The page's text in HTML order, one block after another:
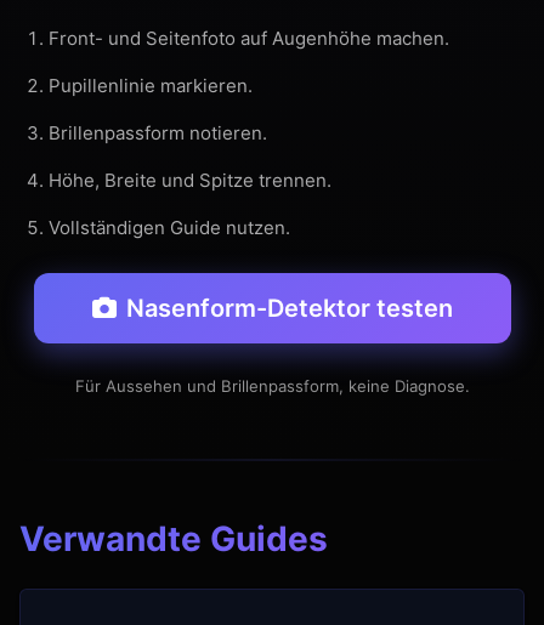
Front- und Seitenfoto auf Augenhöhe machen.
Pupillenlinie markieren.
Brillenpassform notieren.
Höhe, Breite und Spitze trennen.
Vollständigen Guide nutzen.
Nasenform-Detektor testen
Für Aussehen und Brillenpassform, keine Diagnose.
Verwandte Guides